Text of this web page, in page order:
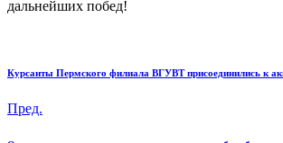
дальнейших побед!
Курсанты Пермского филиала ВГУВТ присоединились к
Пред.